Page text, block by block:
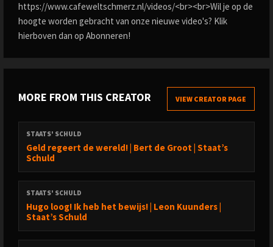
https://www.cafeweltschmerz.nl/videos/<br><br>Wil je op de
hoogte worden gebracht van onze nieuwe video's? Klik
hierboven dan op Abonneren!
MORE FROM THIS CREATOR VIEW CREATOR PAGE
STAATS' SCHULD
Geld regeert de wereld! | Bert de Groot | Staat’s
Schuld
STAATS' SCHULD
Hugo loog! Ik heb het bewijs! | Leon Kuunders |
Staat’s Schuld